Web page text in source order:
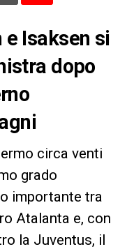
e Isaksen si
dopo
circa venti
grado
importante tra
Atalanta e, con
la Juventus, il